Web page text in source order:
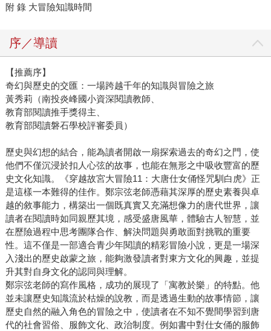
附 錄 大冒險知識時間
序／導讀
【推薦序】
奇幻與歷史的交匯：一場跨越千年的知識與冒險之旅
黃秀莉（南投炎峰國小資深閱讀教師、
教育部閱讀推手獎得主、
教育部閱讀磐石學校評審委員）
歷史與幻想的結合，能為讀者開啟一扇探索過去的奇幻之門，使
他們不僅沉浸於扣人心弦的故事，也能在無形之中吸收豐富的歷
史文化知識。《穿越故宮大冒險11：大唐仕女俑怪咒馴白虎》正
是這樣一本難得的佳作。鄭宗弦老師憑藉其深厚的歷史素養與卓
越的敘事能力，構築出一個既真實又充滿想像力的唐代世界，讓
讀者在閱讀時如同親歷其境，感受盛唐風華，體驗古人智慧，並
在歷險過程中思考團隊合作、解決問題與勇敢面對挑戰的重要
性。這不僅是一部適合青少年閱讀的精彩冒險小說，更是一場深
入淺出的歷史啟蒙之旅，能夠激發讀者對東方文化的興趣，並提
升其對自身文化的認同與理解。
鄭宗弦老師的寫作風格，成功的展現了「寓教於樂」的特點。他
並未讓歷史知識流於枯燥的說教，而是透過生動的故事情節，讓
歷史自然的融入角色的冒險之中，使讀者在不知不覺間學習到唐
代的社會習俗、服飾文化、政治制度。例如書中對仕女俑的服飾